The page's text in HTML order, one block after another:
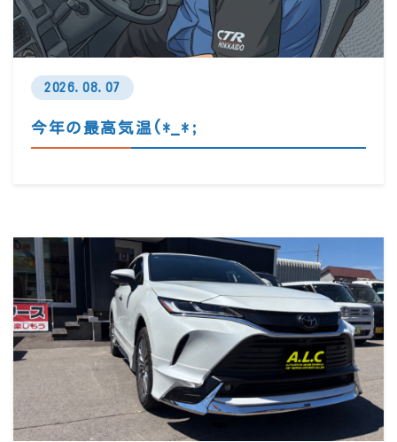
今年の最高気温(*_*;
2026.08.07